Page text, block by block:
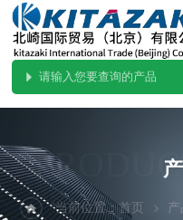
当前位置：首页